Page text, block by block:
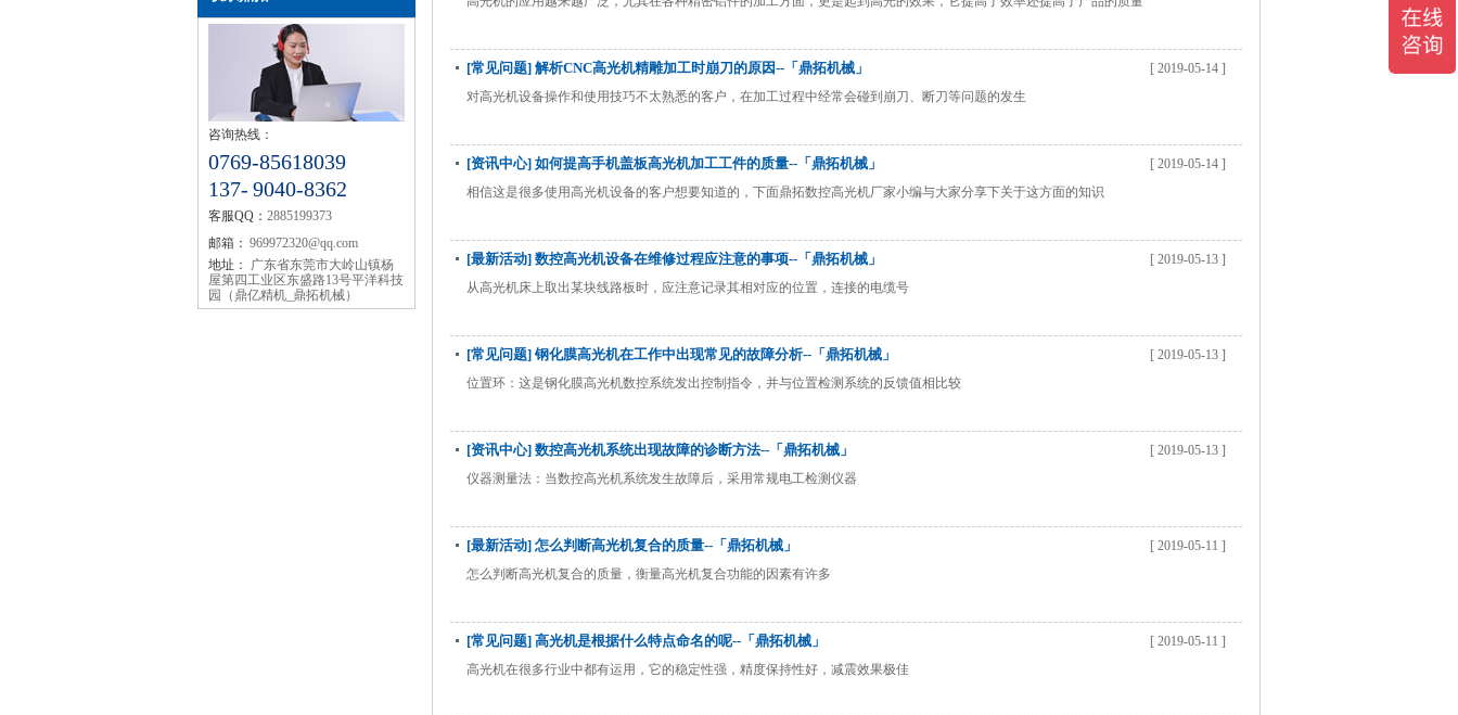
咨询热线：
0769-85618039
137- 9040-8362
客服QQ： 2885199373
邮箱： 969972320@qq.com
地址：
广东省东莞市大岭山镇杨
屋第四工业区东盛路13号平洋科技
园（鼎亿精机_鼎拓机械）
[常见问题] 解析CNC高光机精雕加工时崩刀的原因--「鼎拓机械」
[ 2019-05-14 ]
对高光机设备操作和使用技巧不太熟悉的客户，在加工过程中经常会碰到崩刀、断刀等问题的发生
[资讯中心] 如何提高手机盖板高光机加工工件的质量--「鼎拓机械」
[ 2019-05-14 ]
相信这是很多使用高光机设备的客户想要知道的，下面鼎拓数控高光机厂家小编与大家分享下关于这方面的知识
[最新活动] 数控高光机设备在维修过程应注意的事项--「鼎拓机械」
[ 2019-05-13 ]
从高光机床上取出某块线路板时，应注意记录其相对应的位置，连接的电缆号
[常见问题] 钢化膜高光机在工作中出现常见的故障分析--「鼎拓机械」
[ 2019-05-13 ]
位置环：这是钢化膜高光机数控系统发出控制指令，并与位置检测系统的反馈值相比较
[资讯中心] 数控高光机系统出现故障的诊断方法--「鼎拓机械」
[ 2019-05-13 ]
仪器测量法：当数控高光机系统发生故障后，采用常规电工检测仪器
[最新活动] 怎么判断高光机复合的质量--「鼎拓机械」
[ 2019-05-11 ]
怎么判断高光机复合的质量，衡量高光机复合功能的因素有许多
[常见问题] 高光机是根据什么特点命名的呢--「鼎拓机械」
[ 2019-05-11 ]
高光机在很多行业中都有运用，它的稳定性强，精度保持性好，减震效果极佳